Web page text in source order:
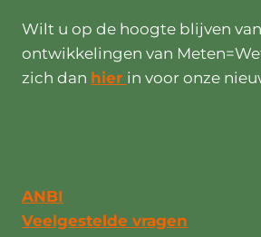
Wilt u op de hoogte blijven
ontwikkelingen van
zich dan hier in voor onze
ANBI
Veelgestelde vragen